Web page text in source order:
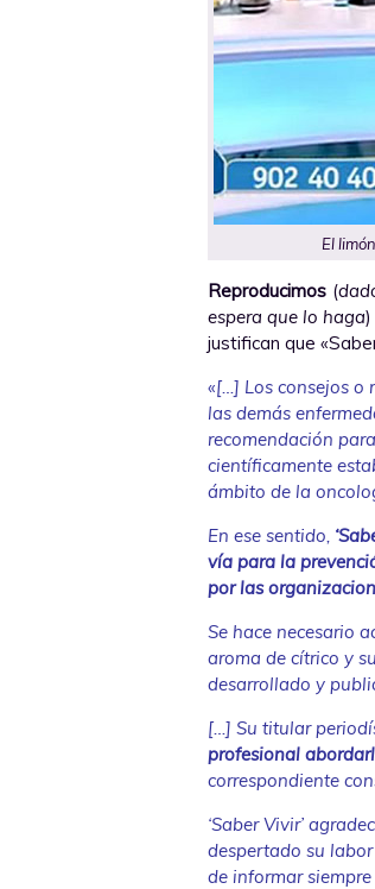
El
Reproducimos (
espera que lo haga
justifican que
«[…] Los consejos o
las demás
recomendación
científicamente
ámbito de la
En ese sentido,
vía para la
por las
Se hace necesario
aroma de cítrico y
desarrollado y
[…] Su titular
profesional
correspondiente
‘Saber Vivir’
despertado su
de informar